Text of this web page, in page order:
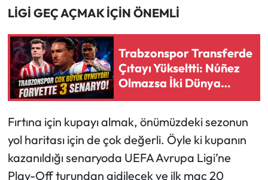
LİGİ GEÇ AÇMAK İÇİN ÖNEMLİ
Trabzonspor Transferde
Çıtayı Yükseltti: Núñez
Olmazsa İki Dünya
Yıldızı Daha Var
Fırtına için kupayı almak, önümüzdeki sezonun
yol haritası için de çok değerli. Öyle ki kupanın
kazanıldığı senaryoda UEFA Avrupa Ligi’ne
Play-Off turundan gidilecek ve ilk maç 20